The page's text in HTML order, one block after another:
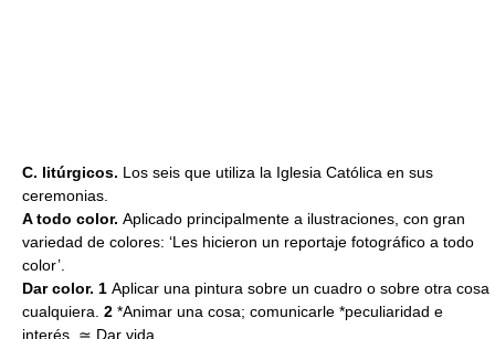
C. litúrgicos. Los seis que utiliza la Iglesia Católica en sus
ceremonias.
A todo color. Aplicado principalmente a ilustraciones, con gran
variedad de colores: ‘Les hicieron un reportaje fotográfico a todo
color’.
Dar color. 1 Aplicar una pintura sobre un cuadro o sobre otra cosa
cualquiera. 2 *Animar una cosa; comunicarle *peculiaridad e
interés. ≃ Dar vida.